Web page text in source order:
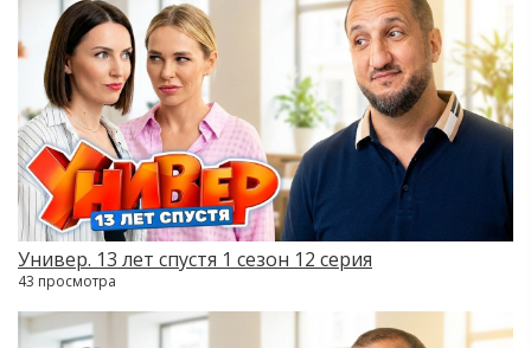
Универ. 13 лет спустя 1 сезон 12 серия
43 просмотра